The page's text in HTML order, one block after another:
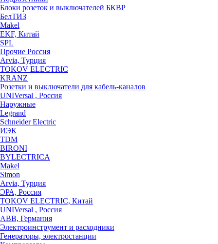
Блоки розеток и выключателей БКВР
БелТИЗ
Makel
EKF, Китай
SPL
Прочие Россия
Arvia, Турция
TOKOV ELECTRIC
KRANZ
Розетки и выключатели для кабель-каналов
UNIVersal , Россия
Наружные
Legrand
Schneider Electric
ИЭК
TDM
BIRONI
BYLECTRICA
Makel
Simon
Arvia, Турция
ЭРА, Россия
TOKOV ELECTRIC, Китай
UNIVersal , Россия
ABB, Германия
Электроинструмент и расходники
Генераторы, электростанции